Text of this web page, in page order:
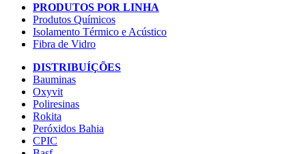
PRODUTOS POR LINHA
Produtos Químicos
Isolamento Térmico e Acústico
Fibra de Vidro
DISTRIBUÍÇÕES
Bauminas
Oxyvit
Poliresinas
Rokita
Peróxidos Bahia
CPIC